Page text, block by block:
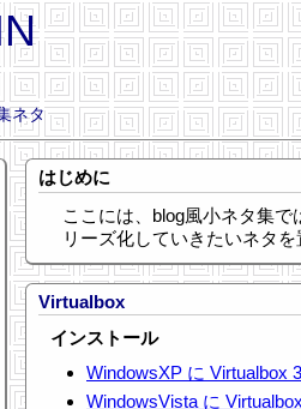
ネタ
はじめに
ここには、blog風小ネタ集
リーズ化していきたいネタ
Virtualbox
インストール
WindowsXP に Virtualbox
WindowsVista に